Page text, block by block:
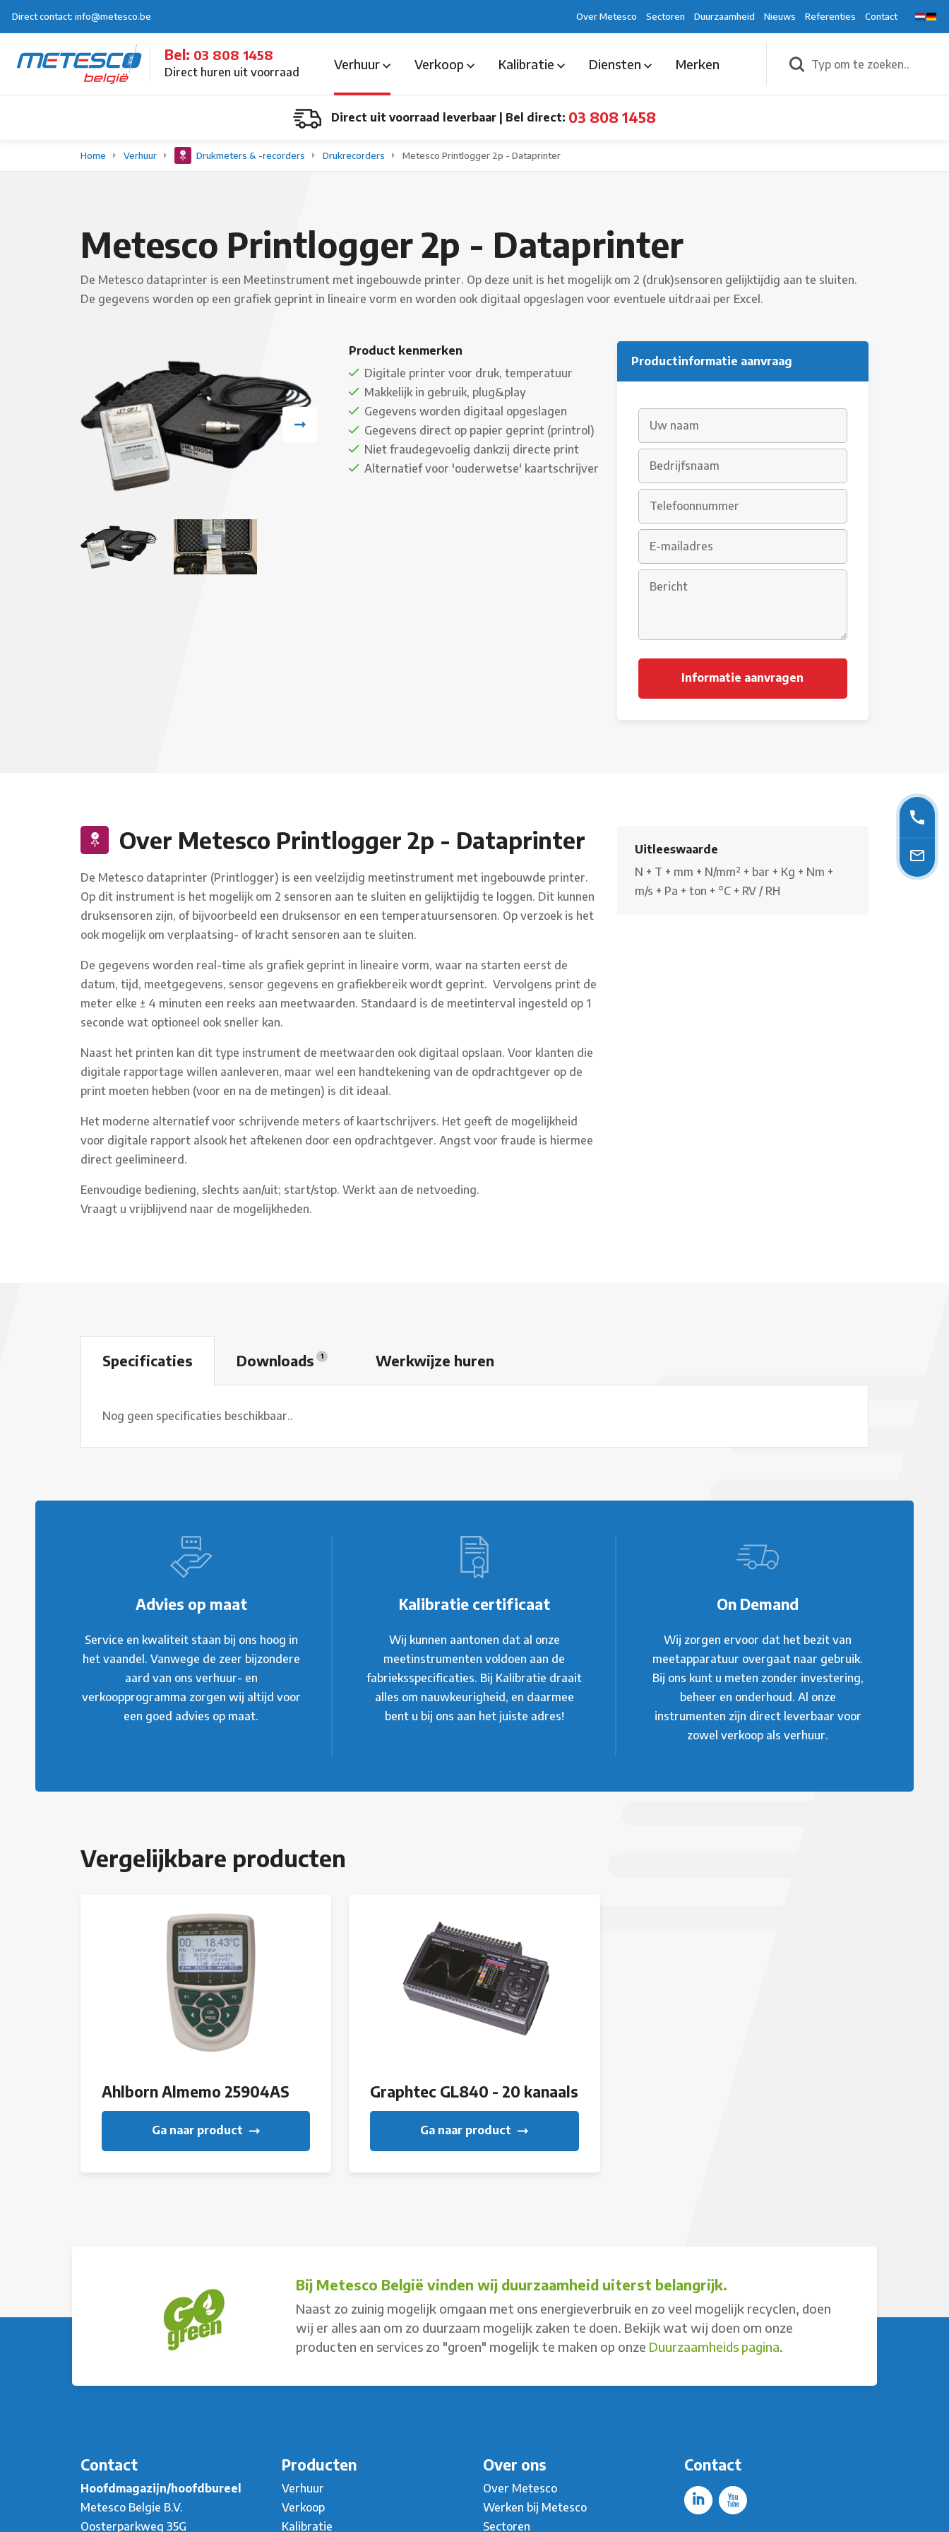
Direct contact: info@metesco.be Over Metesco Sectoren Duurzaamheid Nieuws Referenties Contact
Bel: 03 808 1458
Direct huren uit voorraad Verhuur Verkoop Kalibratie Diensten Merken
Direct uit voorraad leverbaar Bel direct: 03 808 1458
Home Verhuur Drukmeters & -recorders Drukrecorders Metesco Printlogger 2p - Dataprinter
Metesco Printlogger 2p - Dataprinter
De Metesco dataprinter is een Meetinstrument met ingebouwde printer. Op deze unit is het mogelijk om 2 (druk)sensoren gelijktijdig aan te sluiten.
De gegevens worden op een grafiek geprint in lineaire vorm en worden ook digitaal opgeslagen voor eventuele uitdraai per Excel.
Product kenmerken
Digitale printer voor druk, temperatuur
Makkelijk in gebruik, plug&play
Gegevens worden digitaal opgeslagen
Gegevens direct op papier geprint (printrol)
Niet fraudegevoelig dankzij directe print
Alternatief voor 'ouderwetse' kaartschrijver
Productinformatie aanvraag
Over Metesco Printlogger 2p - Dataprinter
De Metesco dataprinter (Printlogger) is een veelzijdig meetinstrument met ingebouwde printer.
Op dit instrument is het mogelijk om 2 sensoren aan te sluiten en gelijktijdig te loggen. Dit kunnen
druksensoren zijn, of bijvoorbeeld een druksensor en een temperatuursensoren. Op verzoek is het
ook mogelijk om verplaatsing- of kracht sensoren aan te sluiten.
De gegevens worden real-time als grafiek geprint in lineaire vorm, waar na starten eerst de
datum, tijd, meetgegevens, sensor gegevens en grafiekbereik wordt geprint. Vervolgens print de
meter elke ± 4 minuten een reeks aan meetwaarden. Standaard is de meetinterval ingesteld op 1
seconde wat optioneel ook sneller kan.
Naast het printen kan dit type instrument de meetwaarden ook digitaal opslaan. Voor klanten die
digitale rapportage willen aanleveren, maar wel een handtekening van de opdrachtgever op de
print moeten hebben (voor en na de metingen) is dit ideaal.
Het moderne alternatief voor schrijvende meters of kaartschrijvers. Het geeft de mogelijkheid
voor digitale rapport alsook het aftekenen door een opdrachtgever. Angst voor fraude is hiermee
direct geelimineerd.
Eenvoudige bediening, slechts aan/uit; start/stop. Werkt aan de netvoeding.
Vraagt u vrijblijvend naar de mogelijkheden.
Uitleeswaarde
N + T + mm + N/mm² + bar + Kg + Nm +
m/s + Pa + ton + °C + RV / RH
Specificaties Downloads 1 Werkwijze huren
Nog geen specificaties beschikbaar..
Advies op maat
Service en kwaliteit staan bij ons hoog in
het vaandel. Vanwege de zeer bijzondere
aard van ons verhuur- en
verkoopprogramma zorgen wij altijd voor
een goed advies op maat.
Kalibratie certificaat
Wij kunnen aantonen dat al onze
meetinstrumenten voldoen aan de
fabrieksspecificaties. Bij Kalibratie draait
alles om nauwkeurigheid, en daarmee
bent u bij ons aan het juiste adres!
On Demand
Wij zorgen ervoor dat het bezit van
meetapparatuur overgaat naar gebruik.
Bij ons kunt u meten zonder investering,
beheer en onderhoud. Al onze
instrumenten zijn direct leverbaar voor
zowel verkoop als verhuur.
Vergelijkbare producten
Ahlborn Almemo 25904AS
Ga naar product
Graphtec GL840 - 20 kanaals
Ga naar product
Bij Metesco België vinden wij duurzaamheid uiterst belangrijk.
Naast zo zuinig mogelijk omgaan met ons energieverbruik en zo veel mogelijk recyclen, doen
wij er alles aan om zo duurzaam mogelijk zaken te doen. Bekijk wat wij doen om onze
producten en services zo "groen" mogelijk te maken op onze Duurzaamheids pagina
Contact
Hoofdmagazijn/hoofdbureel
Metesco Belgie B.V.
Oosterparkweg 35G
Producten
Verhuur
Verkoop
Kalibratie
Over ons
Over Metesco
Werken bij Metesco
Sectoren
Contact